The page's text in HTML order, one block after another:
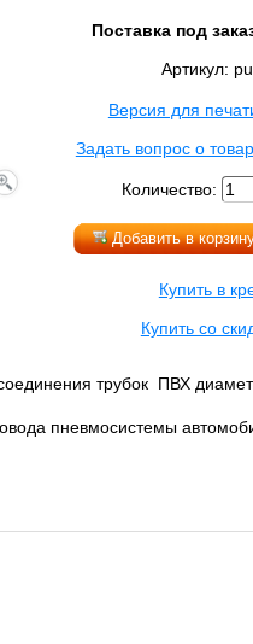
Поставка под
Артикул:
Версия для
Задать вопрос о
Количество:
Добавить в
Купить в
Купить со
трубок ПВХ
пневмосистемы